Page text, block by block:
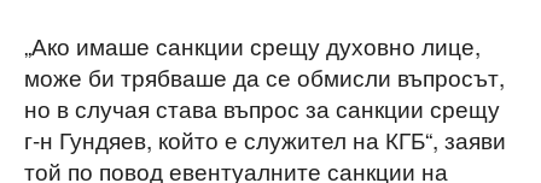
„Ако имаше санкции срещу духовно лице,
може би трябваше да се обмисли въпросът,
но в случая става въпрос за санкции срещу
г-н Гундяев, който е служител на КГБ“, заяви
той по повод евентуалните санкции на